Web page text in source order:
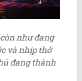
như đang
và nhịp thở
đang thành